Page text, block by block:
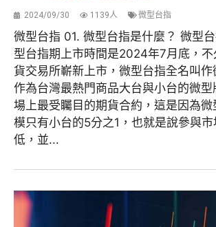
2024/09/30 1139人 微型台指
微型台指 01. 微型台指是什麼？ 微型
型台指期上市時間是2024年7月底，不
貨交易所嶄新上市，微型台指全名叫作
作為台灣最熱門商品大台與小台的微
場上最受矚目的期貨合約，這是因為
模只有小台的5分之1，也就是說參與
低，並...